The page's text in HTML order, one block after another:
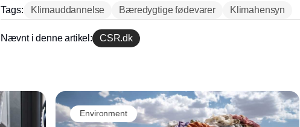
Tags: Klimauddannelse Bæredygtige fødevarer Klimahensyn
Nævnt i denne artikel: CSR.dk
Environment